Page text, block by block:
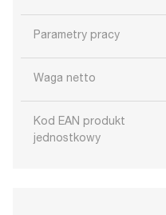
Parametry pracy
Waga netto
Kod EAN produkt
jednostkowy